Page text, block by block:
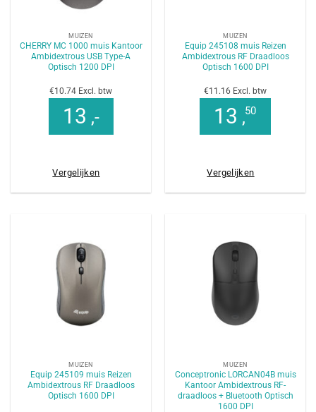
MUIZEN
CHERRY MC 1000 muis Kantoor
Ambidextrous USB Type-A
Optisch 1200 DPI
€10.74 Excl. btw
13 ,-
Vergelijken
MUIZEN
Equip 245108 muis Reizen
Ambidextrous RF Draadloos
Optisch 1600 DPI
€11.16 Excl. btw
13 ,50
Vergelijken
MUIZEN
Equip 245109 muis Reizen
Ambidextrous RF Draadloos
Optisch 1600 DPI
MUIZEN
Conceptronic LORCAN04B muis
Kantoor Ambidextrous RF-
draadloos + Bluetooth Optisch
1600 DPI